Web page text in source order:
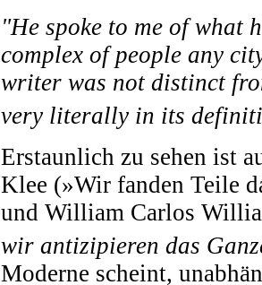
"He spoke to me of what
complex of people any
writer was not distinct
very literally in its
Erstaunlich zu sehen ist
Klee (»Wir fanden Teile
und William Carlos
wir antizipieren das
Moderne scheint,